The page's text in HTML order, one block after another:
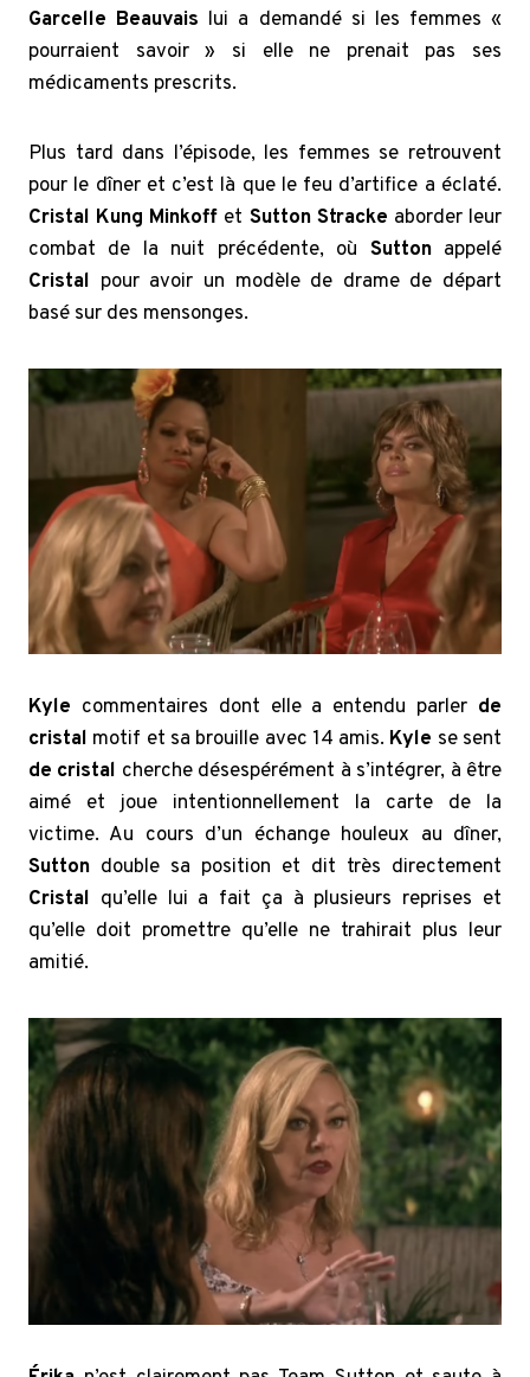
Garcelle Beauvais lui a demandé si les femmes «
pourraient savoir » si elle ne prenait pas ses
médicaments prescrits.
Plus tard dans l’épisode, les femmes se retrouvent
pour le dîner et c’est là que le feu d’artifice a éclaté.
Cristal Kung Minkoff et Sutton Stracke aborder leur
combat de la nuit précédente, où Suttonappelé
Cristal pour avoir un modèle de drame de départ
basé sur des mensonges.
Kyle commentaires dont elle a entendu parler de
cristal motif et sa brouille avec 14 amis. Kyle se sent
de cristal cherche désespérément à s’intégrer, à être
aimé et joue intentionnellement la carte de la
victime. Au cours d’un échange houleux au dîner,
Sutton double sa position et dit très directement
Cristal qu’elle lui a fait ça à plusieurs reprises et
qu’elle doit promettre qu’elle ne trahirait plus leur
amitié.